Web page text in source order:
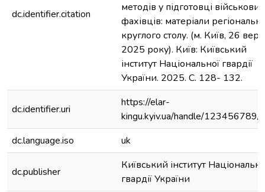
dc.identifier.citation
методів у підготовці військових
фахівців: матеріали
круглого столу. (м. Київ, 26
2025 року). Київ: Київський
інститут Національної гвардії
України. 2025. С. 128- 132.
dc.identifier.uri
https://elar-
kingu.kyiv.ua/handle/123456789/
dc.language.iso
uk
dc.publisher
Київський інститут
гвардії України